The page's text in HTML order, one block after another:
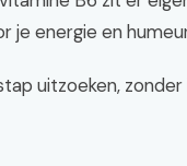
je energie en
uitzoeken,